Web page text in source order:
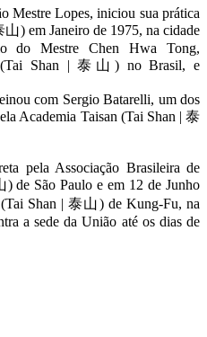
Mestre Lopes, iniciou sua prática
) em Janeiro de 1975, na cidade
do Mestre Chen Hwa Tong,
(Tai Shan | 泰山) no Brasil, e
com Sergio Batarelli, um dos
Academia Taisan (Tai Shan | 泰
pela Associação Brasileira de
de São Paulo e em 12 de Junho
Shan | 泰山) de Kung-Fu, na
a sede da União até os dias de